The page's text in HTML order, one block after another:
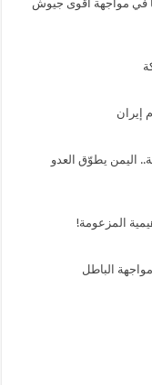
في مواجهة أقوى جيوش
إيران
اليمن يطوّق العدو
المزعومة!
الباطل